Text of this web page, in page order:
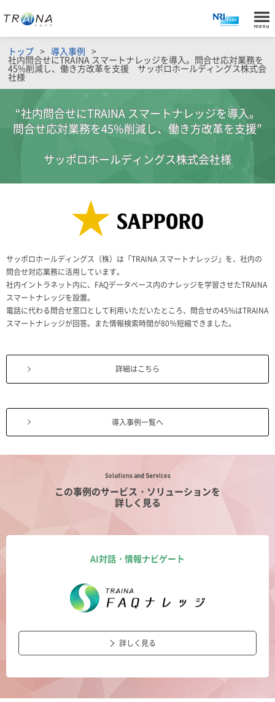
トップ 導入事例
社内問合せにTRAINA スマートナレッジを導入。問合せ応対業務を
45%削減し、働き方改革を支援 サッポロホールディングス株式会
社様
“社内問合せにTRAINA スマートナレッジを導入。
問合せ応対業務を45%削減し、働き方改革を支援”
サッポロホールディングス株式会社様
サッポロホールディングス（株）は「TRAINA スマートナレッジ」を、社内の
問合せ対応業務に活用しています。
社内イントラネット内に、FAQデータベース内のナレッジを学習させたTRAINA
スマートナレッジを設置。
電話に代わる問合せ窓口として利用いただいたところ、問合せの45%はTRAINA
スマートナレッジが回答。また情報検索時間が80％短縮できました。
詳細はこちら
導入事例一覧へ
この事例のサービス・ソリューションを
詳しく見る
AI対話・情報ナビゲート
詳しく見る